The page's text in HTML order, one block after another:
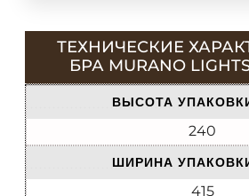
ТЕХНИЧЕСКИЕ
БРА MURANO
ВЫСОТА
240
ШИРИНА
415